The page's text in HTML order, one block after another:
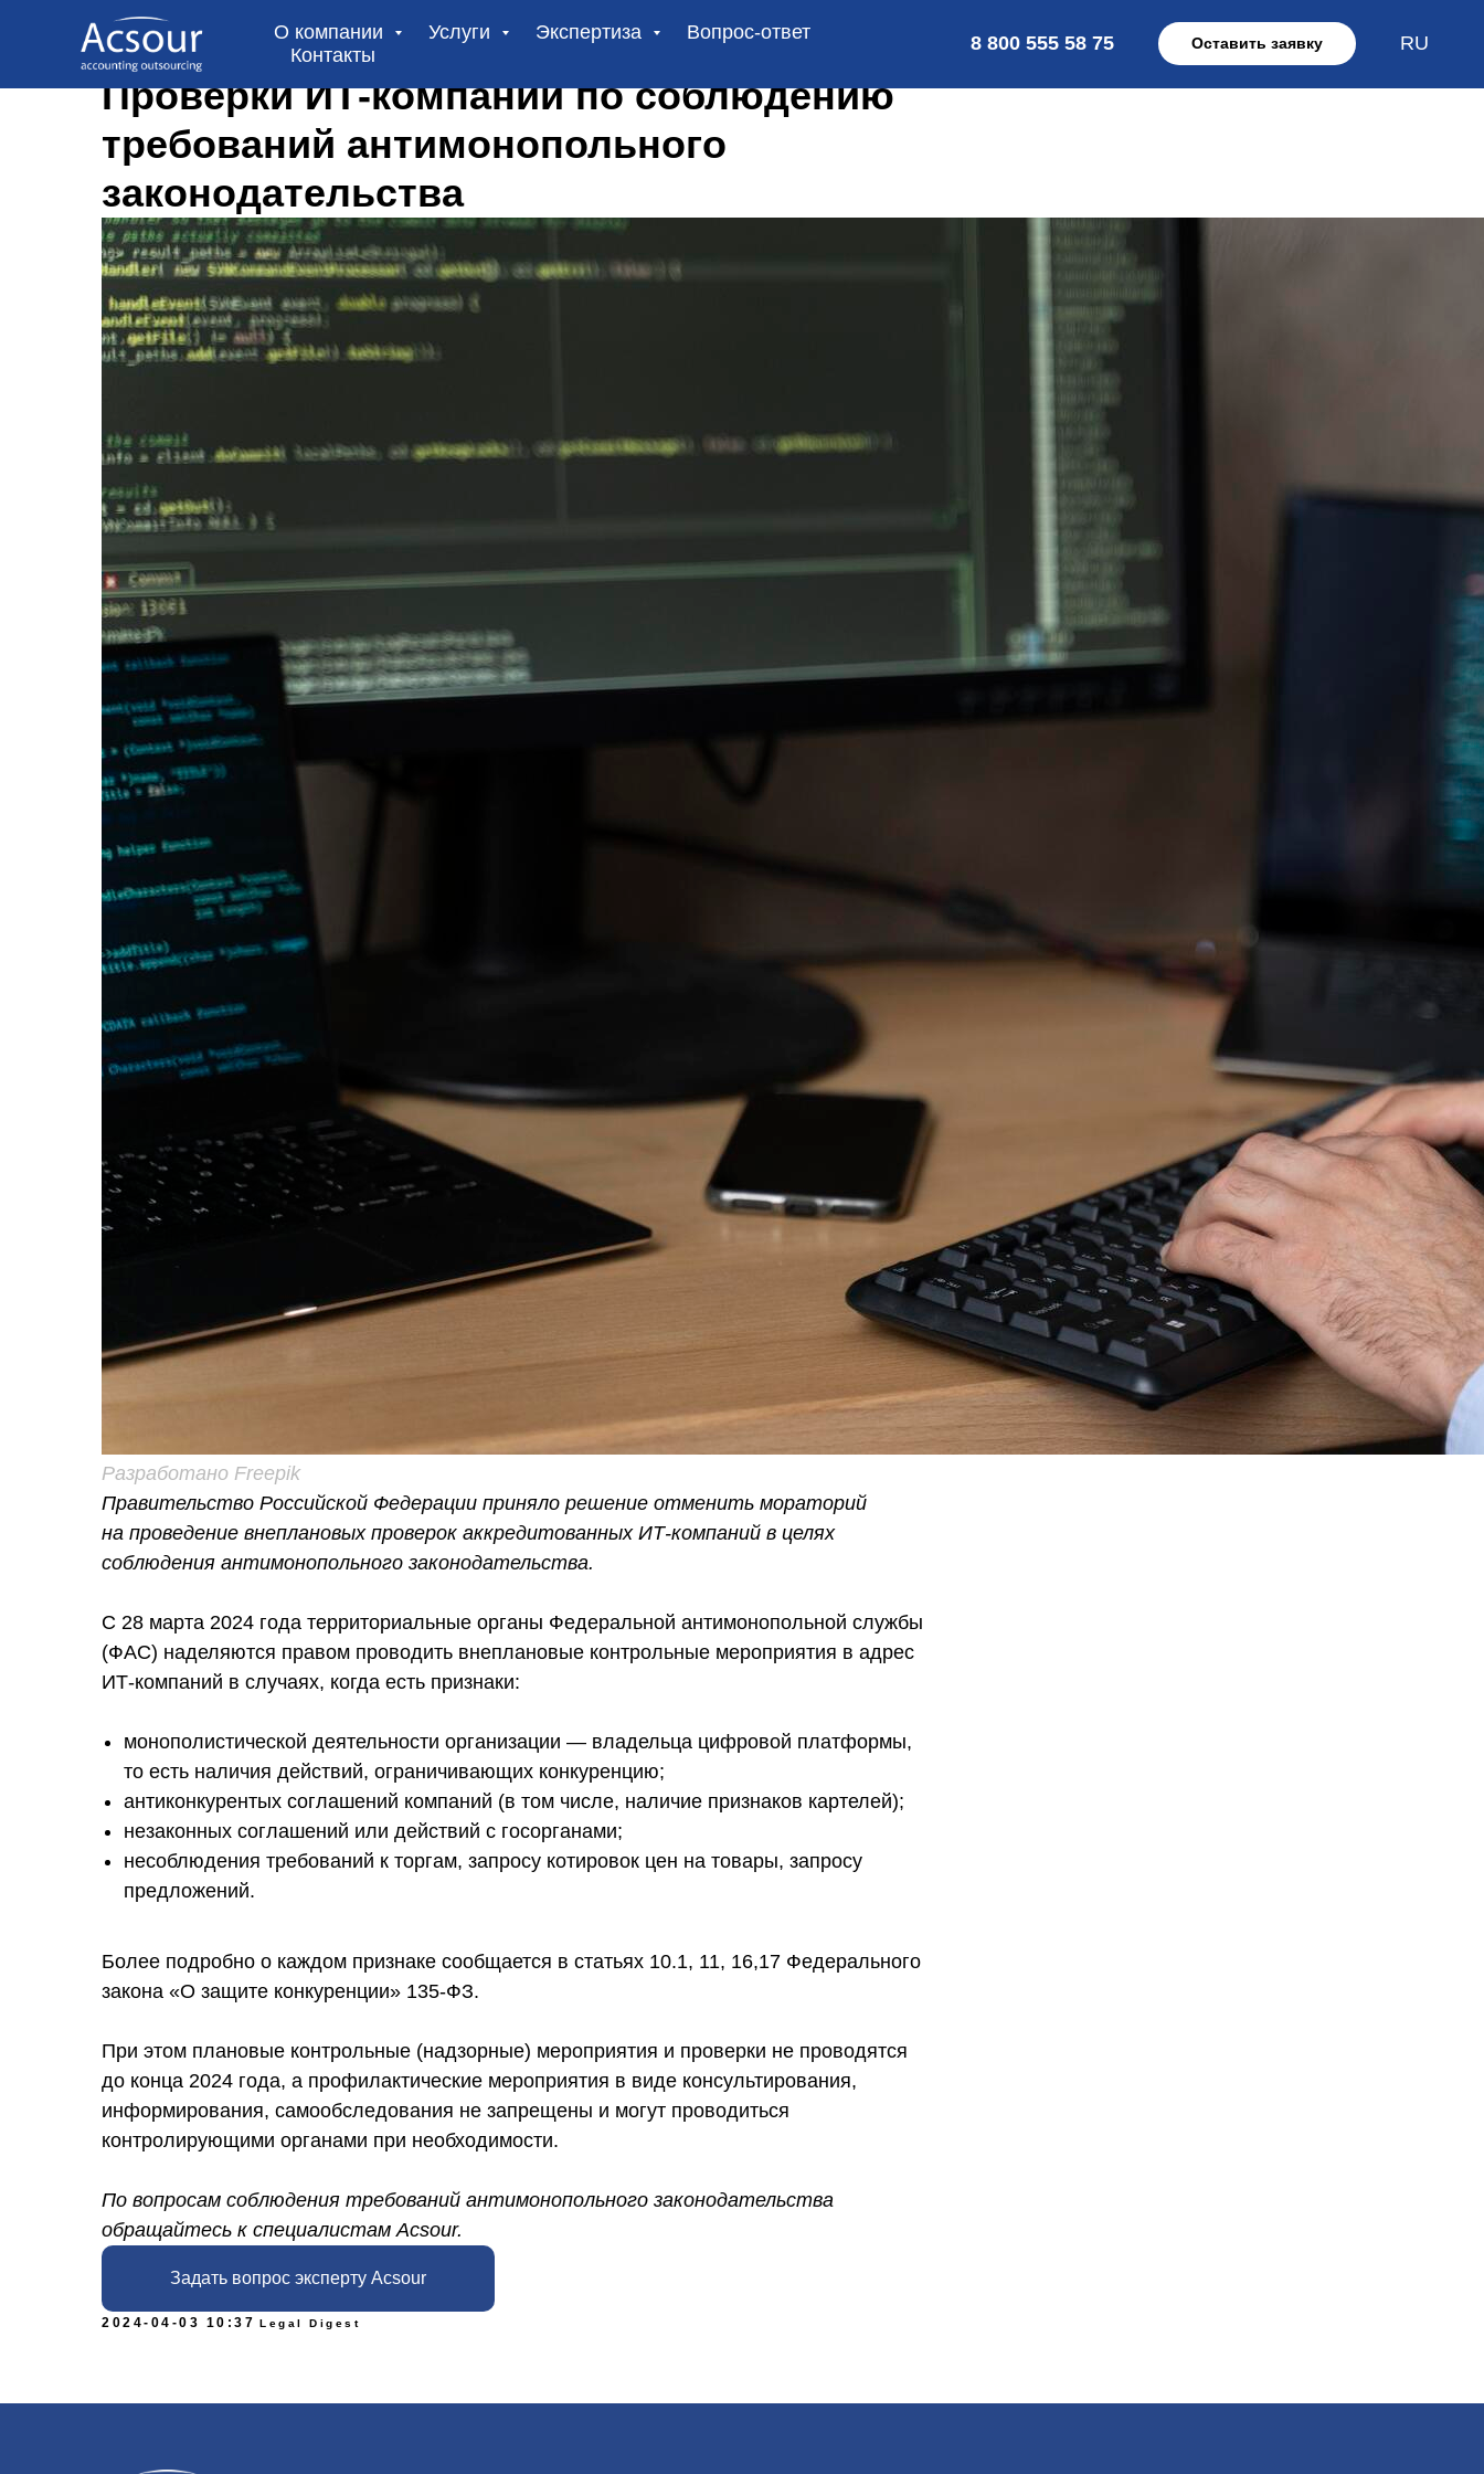
О компании Услуги Экспертиза
Вопрос-ответ
Контакты
8 800 555 58 75 Оставить заявку RU
Проверки ИТ-компаний по соблюдению
требований антимонопольного
законодательства
Разработано Freepik
Правительство Российской Федерации приняло решение отменить мораторий
на проведение внеплановых проверок аккредитованных ИТ-компаний в целях
соблюдения антимонопольного законодательства.
С 28 марта 2024 года территориальные органы Федеральной антимонопольной службы
(ФАС) наделяются правом проводить внеплановые контрольные мероприятия в адрес
ИТ-компаний в случаях, когда есть признаки:
монополистической деятельности организации — владельца цифровой платформы,
то есть наличия действий, ограничивающих конкуренцию;
антиконкурентых соглашений компаний (в том числе, наличие признаков картелей);
незаконных соглашений или действий с госорганами;
несоблюдения требований к торгам, запросу котировок цен на товары, запросу
предложений.
Более подробно о каждом признаке сообщается в статьях 10.1, 11, 16,17 Федерального
закона «О защите конкуренции» 135-ФЗ.
При этом плановые контрольные (надзорные) мероприятия и проверки не проводятся
до конца 2024 года, а профилактические мероприятия в виде консультирования,
информирования, самообследования не запрещены и могут проводиться
контролирующими органами при необходимости.
По вопросам соблюдения требований антимонопольного законодательства
обращайтесь к специалистам Acsour.
Задать вопрос эксперту Acsour
2024-04-03 10:37 Legal Digest